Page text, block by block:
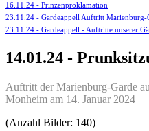
16.11.24 - Prinzenproklamation
23.11.24 - Gardeappell Auftritt Marienburg-
23.11.24 - Gardeappell - Auftritte unserer
14.01.24 -
Auftritt der Marienburg-Garde
Monheim am 14. Januar 2024
(Anzahl Bilder: 140)